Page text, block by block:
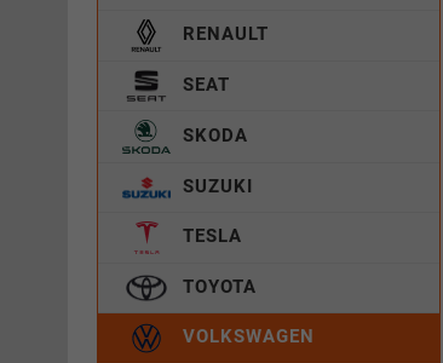
RENAULT
SEAT
SKODA
SUZUKI
TESLA
TOYOTA
VOLKSWAGEN